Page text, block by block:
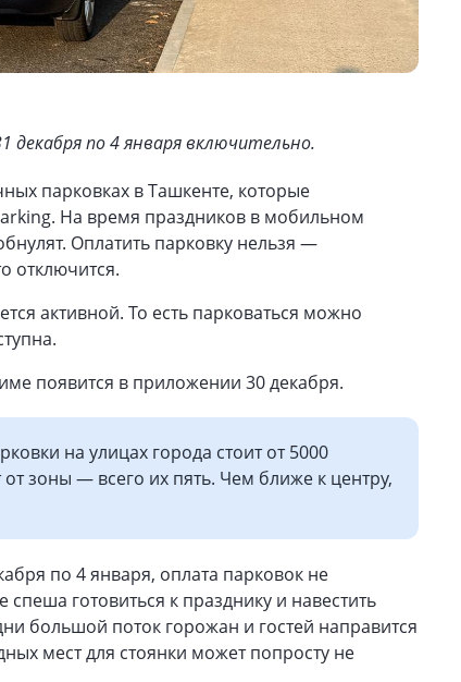
декабря по 4 января включительно.
парковках в Ташкенте, которые
На время праздников в мобильном
Оплатить парковку нельзя —
отключится.
активной. То есть парковаться можно
появится в приложении 30 декабря.
на улицах города стоит от 5000
зоны — всего их пять. Чем ближе к центру,
по 4 января, оплата парковок не
готовиться к празднику и навестить
большой поток горожан и гостей направится
мест для стоянки может попросту не